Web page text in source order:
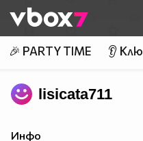
👾
🎉 PARTY TIME 👂
lisicata711
Инфо